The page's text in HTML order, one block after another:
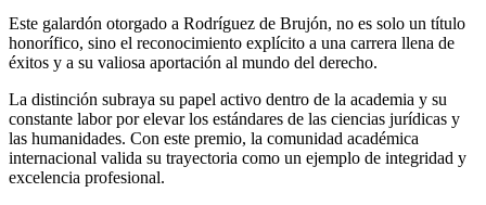
Este galardón otorgado a Rodríguez de Brujón, no es solo un título
honorífico, sino el reconocimiento explícito a una carrera llena de
éxitos y a su valiosa aportación al mundo del derecho.
La distinción subraya su papel activo dentro de la academia y su
constante labor por elevar los estándares de las ciencias jurídicas y
las humanidades. Con este premio, la comunidad académica
internacional valida su trayectoria como un ejemplo de integridad y
excelencia profesional.